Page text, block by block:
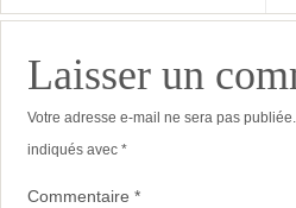
Laisser un
Votre adresse e-mail ne sera pas publiée.
indiqués avec *
Commentaire *